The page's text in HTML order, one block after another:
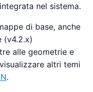
nel sistema.
di base, anche
(v4.2.x)
alle geometrie e
altri temi
.